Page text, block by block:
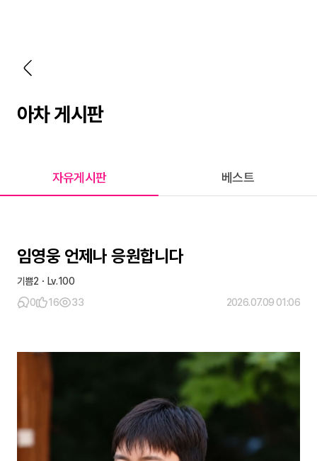
아차 게시판
자유게시판 베스트
임영웅 언제나 응원합니다
기쁨2
100
0
16 33 2026.07.09 01:06